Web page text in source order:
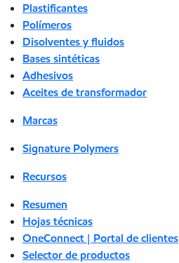
Plastificantes
Polímeros
Disolventes y fluidos
Bases sintéticas
Adhesivos
Aceites de transformador
Marcas
Signature Polymers
Recursos
Resumen
Hojas técnicas
OneConnect | Portal de clientes
Selector de productos